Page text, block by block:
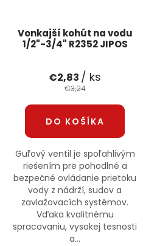
Vonkajší kohút na vodu
1/2"-3/4" R2352 JIPOS
€2,83 / ks
€3,24
DO KOŠÍKA
Guľový ventil je spoľahlivým
riešením pre pohodlné a
bezpečné ovládanie prietoku
vody z nádrží, sudov a
zavlažovacích systémov.
Vďaka kvalitnému
spracovaniu, vysokej tesnosti
a...